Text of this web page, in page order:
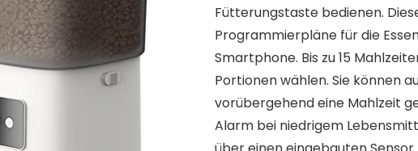
Fütterungstaste bedienen.
Programmierpläne für die
Smartphone. Bis zu 15
Portionen wählen. Sie können
vorübergehend eine Mahlzeit
Alarm bei niedrigem